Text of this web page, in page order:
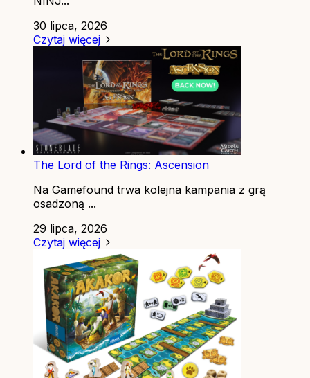
30 lipca, 2026
Czytaj więcej
The Lord of the Rings: Ascension
Na Gamefound trwa kolejna kampania z grą
osadzoną ...
29 lipca, 2026
Czytaj więcej